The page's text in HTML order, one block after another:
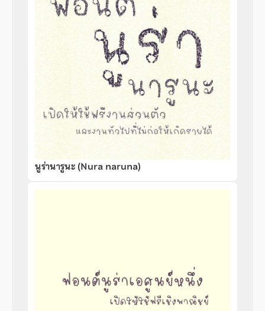
นูร่านารูนะ (Nura naruna)